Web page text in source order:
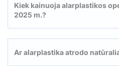
Kiek kainuoja alarplastikos
2025 m.?
Ar alarplastika atrodo